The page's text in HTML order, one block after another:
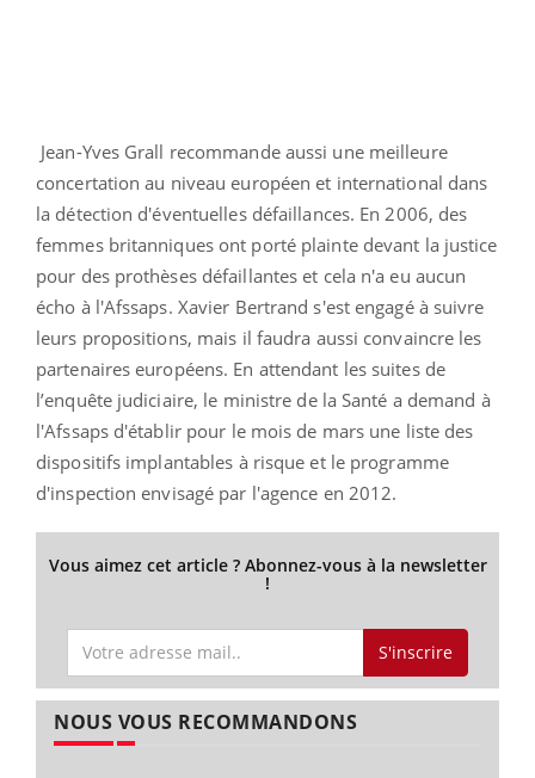
Jean-Yves Grall recommande aussi une meilleure
concertation au niveau européen et international dans
la détection d'éventuelles défaillances. En 2006, des
femmes britanniques ont porté plainte devant la justice
pour des prothèses défaillantes et cela n'a eu aucun
écho à l'Afssaps. Xavier Bertrand s'est engagé à suivre
leurs propositions, mais il faudra aussi convaincre les
partenaires européens. En attendant les suites de
l’enquête judiciaire, le ministre de la Santé a demand à
l'Afssaps d'établir pour le mois de mars une liste des
dispositifs implantables à risque et le programme
d'inspection envisagé par l'agence en 2012.
Vous aimez cet article ? Abonnez-vous à la newsletter
!
S'inscrire
NOUS VOUS RECOMMANDONS